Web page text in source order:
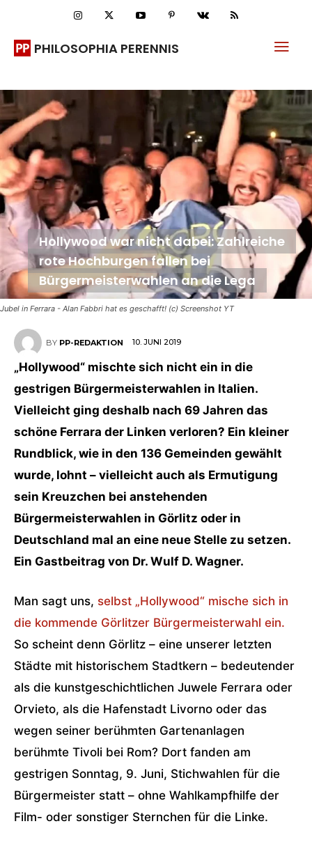
PHILOSOPHIA PERENNIS
Jubel in Ferrara - Alan Fabbri hat es geschafft! (c) Screenshot YT
Hollywood war nicht dabei: Zahlreiche
rote Hochburgen fallen bei
Bürgermeisterwahlen an die Lega
BY PP-REDAKTION 10. JUNI 2019
„Hollywood“ mischte sich nicht ein in die
gestrigen Bürgermeisterwahlen in Italien.
Vielleicht ging deshalb nach 69 Jahren das
schöne Ferrara der Linken verloren? Ein kleiner
Rundblick, wie in den 136 Gemeinden gewählt
wurde, lohnt – vielleicht auch als Ermutigung
sein Kreuzchen bei anstehenden
Bürgermeisterwahlen in Görlitz oder in
Deutschland mal an eine neue Stelle zu setzen.
Ein Gastbeitrag von Dr. Wulf D. Wagner.
Man sagt uns, selbst „Hollywood“ mische sich in
die kommende Görlitzer Bürgermeisterwahl ein.
So scheint denn Görlitz – eine unserer letzten
Städte mit historischem Stadtkern – bedeutender
als die kunstgeschichtlichen Juwele Ferrara oder
Orvieto, als die Hafenstadt Livorno oder das
wegen seiner berühmten Gartenanlagen
berühmte Tivoli bei Rom? Dort fanden am
gestrigen Sonntag, 9. Juni, Stichwahlen für die
Bürgermeister statt – ohne Wahlkampfhilfe der
Film- oder sonstiger Sternchen für die Linke.